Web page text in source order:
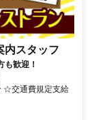
内スタッフ
歓迎！
☆交通費規定支給